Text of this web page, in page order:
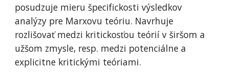
posudzuje mieru špecifickosti výsledkov
analýzy pre Marxovu teóriu. Navrhuje
rozlišovať medzi kritickosťou teórií v širšom a
užšom zmysle, resp. medzi potenciálne a
explicitne kritickými teóriami.